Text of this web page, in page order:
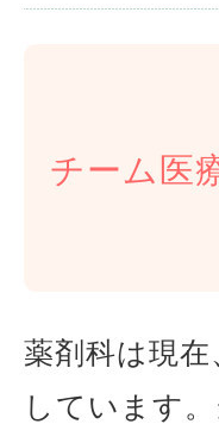
チーム医
薬剤科は現
しています